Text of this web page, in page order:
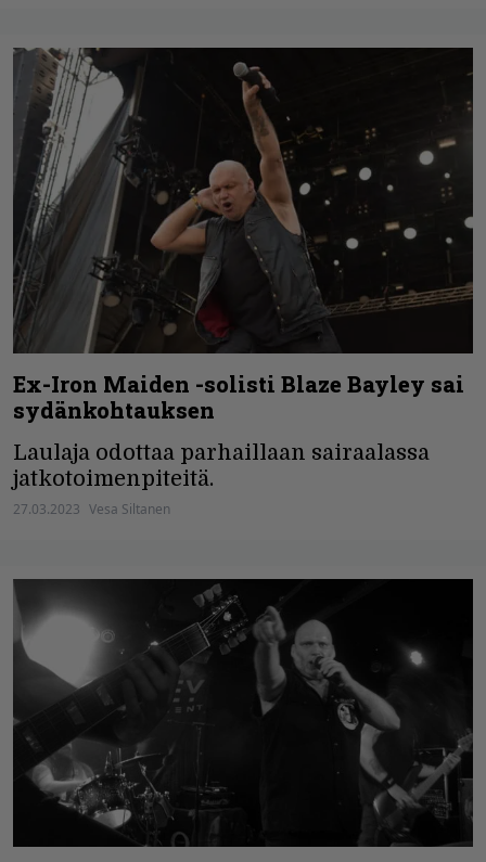
Ex-Iron Maiden -solisti Blaze Bayley sai
sydänkohtauksen
Laulaja odottaa parhaillaan sairaalassa
jatkotoimenpiteitä.
27.03.2023 Vesa Siltanen